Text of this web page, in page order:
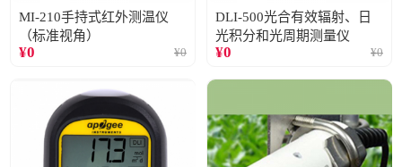
MI-210手持式红外测温仪
（标准视角）
¥0 ¥0
DLI-500光合有效辐射、日
光积分和光周期测量仪
¥0 ¥0